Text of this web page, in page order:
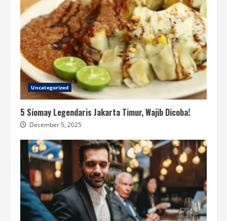
Uncategorized
5 Siomay Legendaris Jakarta Timur, Wajib Dicoba!
December 5, 2025